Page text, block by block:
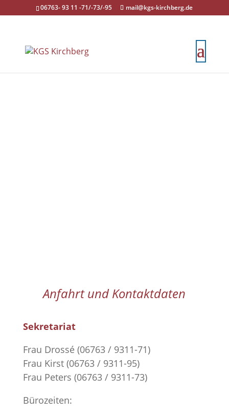
06763- 93 11 -71/-73/-95 mail@kgs-kirchberg.de
Anfahrt und Kontaktdaten
Sekretariat
Frau Drossé (06763 / 9311-71)
Frau Kirst (06763 / 9311-95)
Frau Peters (06763 / 9311-73)
Bürozeiten: